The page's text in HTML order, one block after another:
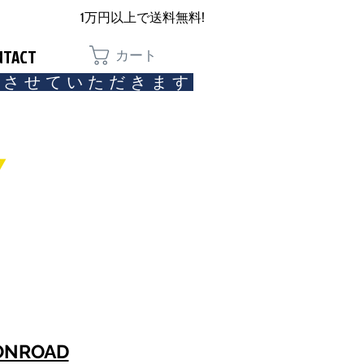
1万円以上で送料無料!
カート
せていただきます​